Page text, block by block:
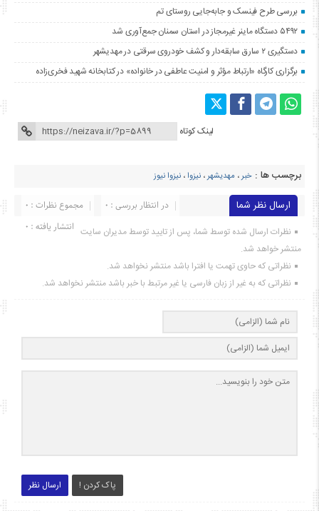
بررسی طرح فینسک و جابه‌جایی روستای تم
۵۴۹۲ دستگاه ماینر غیرمجاز در استان سمنان جمع‌آوری شد
دستگیری ۲ سارق سابقه‌دار و کشف خودروی سرقتی در مهدیشهر
برگزاری کارگاه «ارتباط مؤثر و امنیت عاطفی در خانواده» در کتابخانه شهید فخری‌زاده
لینک کوتاه
برچسب ها : خبر، مهدیشهر، نیزوا ، نیزوا نیوز
ارسال نظر شما مجموع نظرات : 0
در انتظار بررسی : 0
انتشار یافته : ۰ نظرات ارسال شده توسط شما، پس از تایید توسط مدیران سایت
منتشر خواهد شد.
نظراتی که حاوی تهمت یا افترا باشد منتشر نخواهد شد.
نظراتی که به غیر از زبان فارسی یا غیر مرتبط با خبر باشد منتشر نخواهد شد.
ارسال نظر پاک کردن !